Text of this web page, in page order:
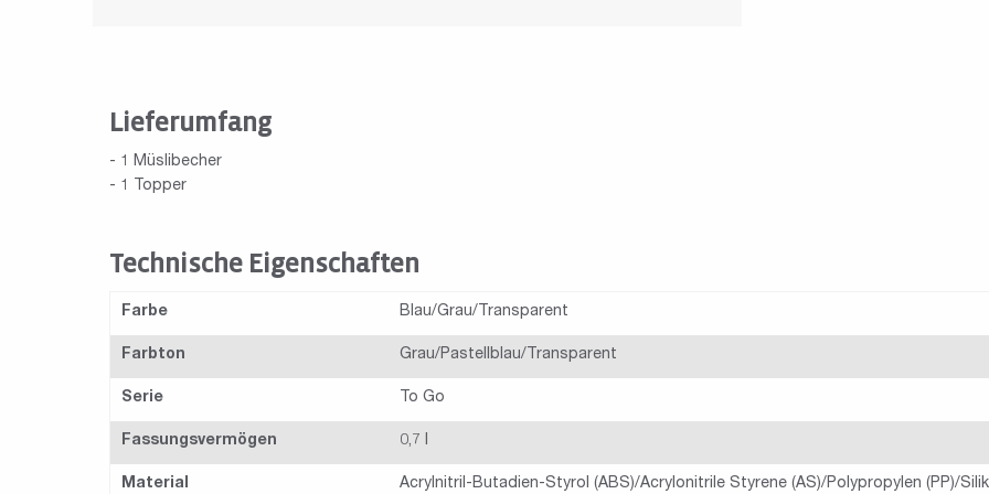
Lieferumfang
- 1 Müslibecher
- 1 Topper
Technische Eigenschaften
Farbe Blau/Grau/Transparent
Farbton Grau/Pastellblau/Transparent
Serie To Go
Fassungsvermögen 0,7 l
Material Acrylnitril-Butadien-Styrol (ABS)/Acrylonitrile Styrene (AS)/Polypropylen (PP)/